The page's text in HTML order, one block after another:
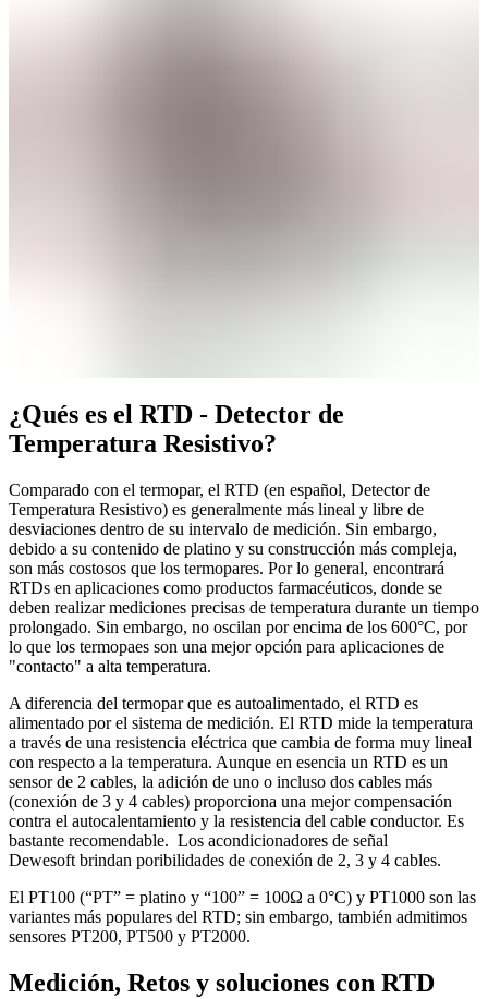
¿Qués es el RTD - Detector de
Temperatura Resistivo?
Comparado con el termopar, el RTD (en español, Detector de
Temperatura Resistivo) es generalmente más lineal y libre de
desviaciones dentro de su intervalo de medición. Sin embargo,
debido a su contenido de platino y su construcción más compleja,
son más costosos que los termopares. Por lo general, encontrará
RTDs en aplicaciones como productos farmacéuticos, donde se
deben realizar mediciones precisas de temperatura durante un tiempo
prolongado. Sin embargo, no oscilan por encima de los 600°C, por
lo que los termopaes son una mejor opción para aplicaciones de
"contacto" a alta temperatura.
A diferencia del termopar que es autoalimentado, el RTD es
alimentado por el sistema de medición. El RTD mide la temperatura
a través de una resistencia eléctrica que cambia de forma muy lineal
con respecto a la temperatura. Aunque en esencia un RTD es un
sensor de 2 cables, la adición de uno o incluso dos cables más
(conexión de 3 y 4 cables) proporciona una mejor compensación
contra el autocalentamiento y la resistencia del cable conductor. Es
bastante recomendable. Los acondicionadores de señal
Dewesoft brindan poribilidades de conexión de 2, 3 y 4 cables.
El PT100 (“PT” = platino y “100” = 100Ω a 0°C) y PT1000 son las
variantes más populares del RTD; sin embargo, también admitimos
sensores PT200, PT500 y PT2000.
Medición, Retos y soluciones con RTD